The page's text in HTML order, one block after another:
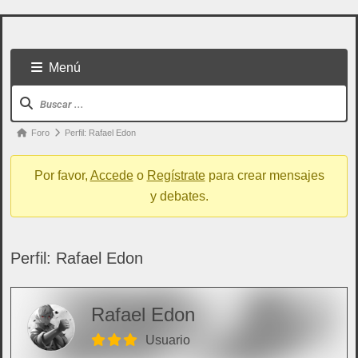
cosa referente a artes marciales
Menú
Foro Perfil: Rafael Edon
Por favor, Accedeo Regístratepara crear mensajes
y debates.
Perfil: Rafael Edon
Rafael Edon
Usuario